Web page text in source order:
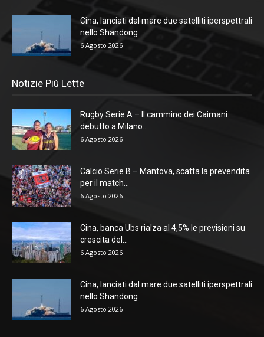
Cina, lanciati dal mare due satelliti iperspettrali
nello Shandong
6 Agosto 2026
Notizie Più Lette
Rugby Serie A – Il cammino dei Caimani:
debutto a Milano...
6 Agosto 2026
Calcio Serie B – Mantova, scatta la prevendita
per il match...
6 Agosto 2026
Cina, banca Ubs rialza al 4,5% le previsioni su
crescita del...
6 Agosto 2026
Cina, lanciati dal mare due satelliti iperspettrali
nello Shandong
6 Agosto 2026